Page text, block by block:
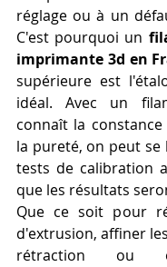
réglage ou à un
C'est pourquoi un
imprimante 3d en
supérieure est
idéal. Avec un
connaît la
la pureté, on peut se
tests de calibration
que les résultats
Que ce soit pour
d'extrusion, affiner
rétraction ou